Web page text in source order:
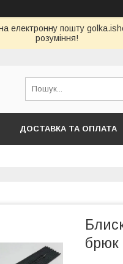
електронну пошту
розуміння!
ДОСТАВКА ТА ОПЛАТА
брюк